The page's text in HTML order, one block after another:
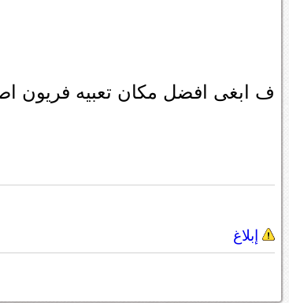
ف ابغى افضل مكان تعبيه فريون
إبلاغ